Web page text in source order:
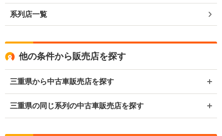
系列店一覧
他の条件から販売店を探す
三重県から中古車販売店を探す
三重県の同じ系列の中古車販売店を探す